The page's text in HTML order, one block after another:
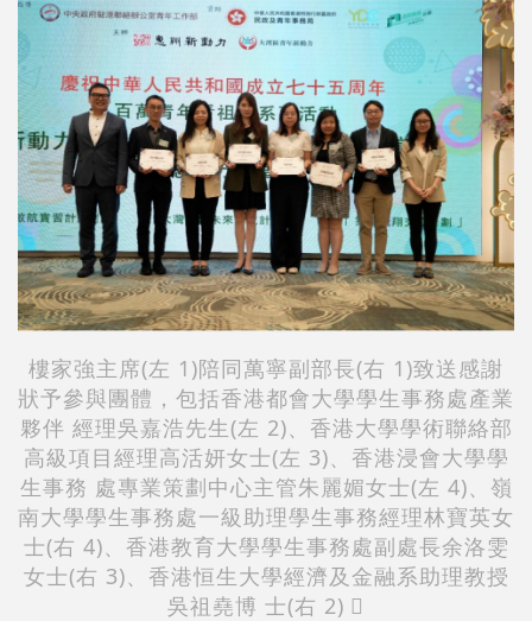
樓家強主席(左 1)陪同萬寧副部長(右 1)致送感謝
狀予參與團體，包括香港都會大學學生事務處產業
夥伴 經理吳嘉浩先生(左 2)、香港大學學術聯絡部
高級項目經理高活妍女士(左 3)、香港浸會大學學
生事務 處專業策劃中心主管朱麗媚女士(左 4)、嶺
南大學學生事務處一級助理學生事務經理林寶英女
士(右 4)、香港教育大學學生事務處副處長余洛雯
女士(右 3)、香港恒生大學經濟及金融系助理教授
吳祖堯博 士(右 2) 〪